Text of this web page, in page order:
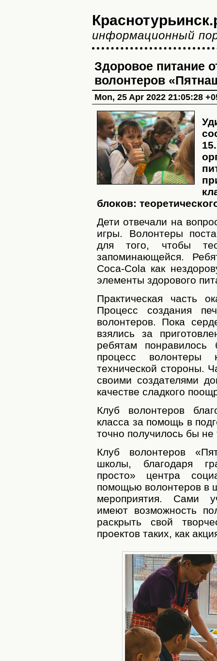
информационный
Здоровое питание
волонтеров
Mon, 25 Apr 2022 21:05:28
блоков:
Дети отвечали на
игры. Волонтеры
для того, чтобы
запоминающейся.
Coca-Cola как
элементы здорового
Практическая часть
Процесс создания
волонтеров. Пока
взялись за
ребятам
процесс
технической стороны.
своими создателями
качестве сладкого
Клуб волонтеров
класса за помощь в
точно получилось бы не
Клуб волонтеров
школы, благодаря
просто» центра
помощью волонтеров в
мероприятия. Сами
имеют возможность
раскрыть свой
проектов таких, как